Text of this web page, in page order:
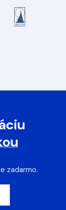
zadarmo.